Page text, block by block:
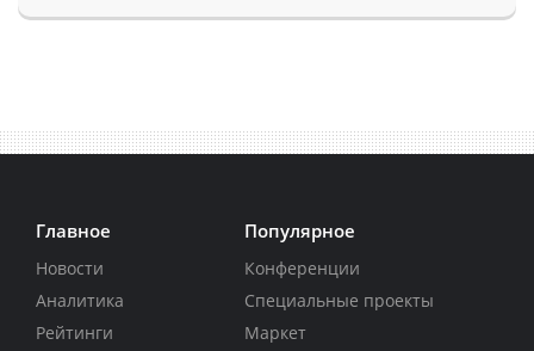
Главное
Новости
Аналитика
Рейтинги
Популярное
Конференции
Специальные проекты
Маркет